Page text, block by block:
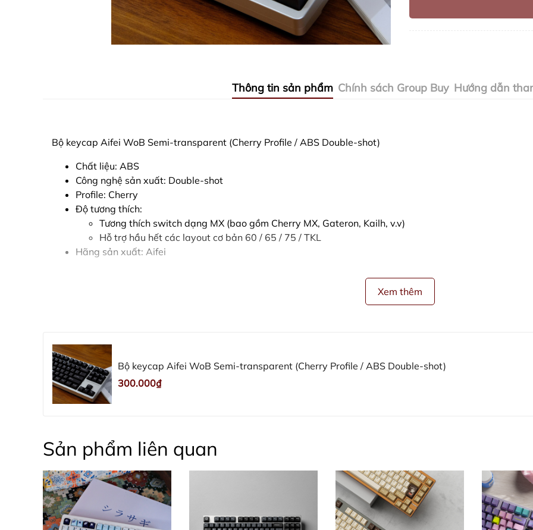
Thông tin sản phẩm Chính sách Group Buy Hướng dẫn
Bộ keycap Aifei WoB Semi-transparent (Cherry Profile / ABS Double-shot)
Chất liệu: ABS
Công nghệ sản xuất: Double-shot
Profile: Cherry
Độ tương thích:
Tương thích switch dạng MX (bao gồm Cherry MX, Gateron, Kailh, v.v)
Hỗ trợ hầu hết các layout cơ bản 60 / 65 / 75 / TKL
Hãng sản xuất: Aifei
Xem thêm
Bộ keycap Aifei WoB Semi-transparent (Cherry Profile / ABS Double-shot)
300.000₫
Sản phẩm liên quan